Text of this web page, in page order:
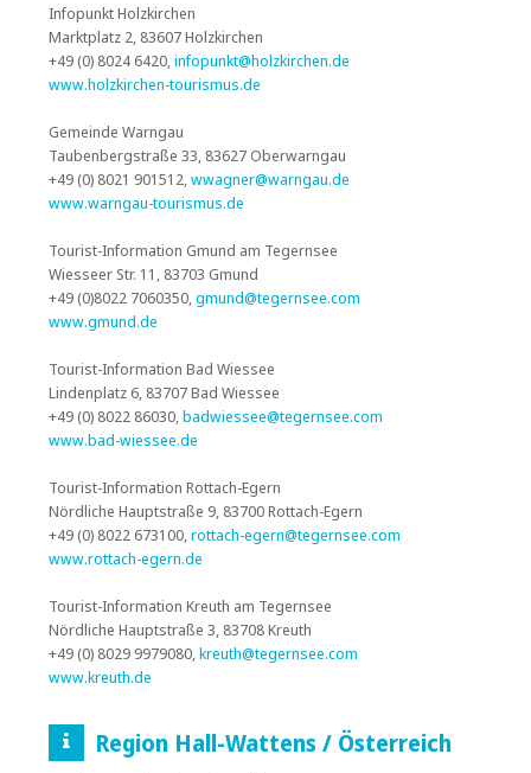
Infopunkt Holzkirchen
Marktplatz 2, 83607 Holzkirchen
+49 (0) 8024 6420, infopunkt@holzkirchen.de
www.holzkirchen-tourismus.de
Gemeinde Warngau
Taubenbergstraße 33, 83627 Oberwarngau
+49 (0) 8021 901512, wwagner@warngau.de
www.warngau-tourismus.de
Tourist-Information Gmund am Tegernsee
Wiesseer Str. 11, 83703 Gmund
+49 (0)8022 7060350, gmund@tegernsee.com
www.gmund.de
Tourist-Information Bad Wiessee
Lindenplatz 6, 83707 Bad Wiessee
+49 (0) 8022 86030, badwiessee@tegernsee.com
www.bad-wiessee.de
Tourist-Information Rottach-Egern
Nördliche Hauptstraße 9, 83700 Rottach-Egern
+49 (0) 8022 673100, rottach-egern@tegernsee.com
www.rottach-egern.de
Tourist-Information Kreuth am Tegernsee
Nördliche Hauptstraße 3, 83708 Kreuth
+49 (0) 8029 9979080, kreuth@tegernsee.com
www.kreuth.de
Region Hall-Wattens / Österreich